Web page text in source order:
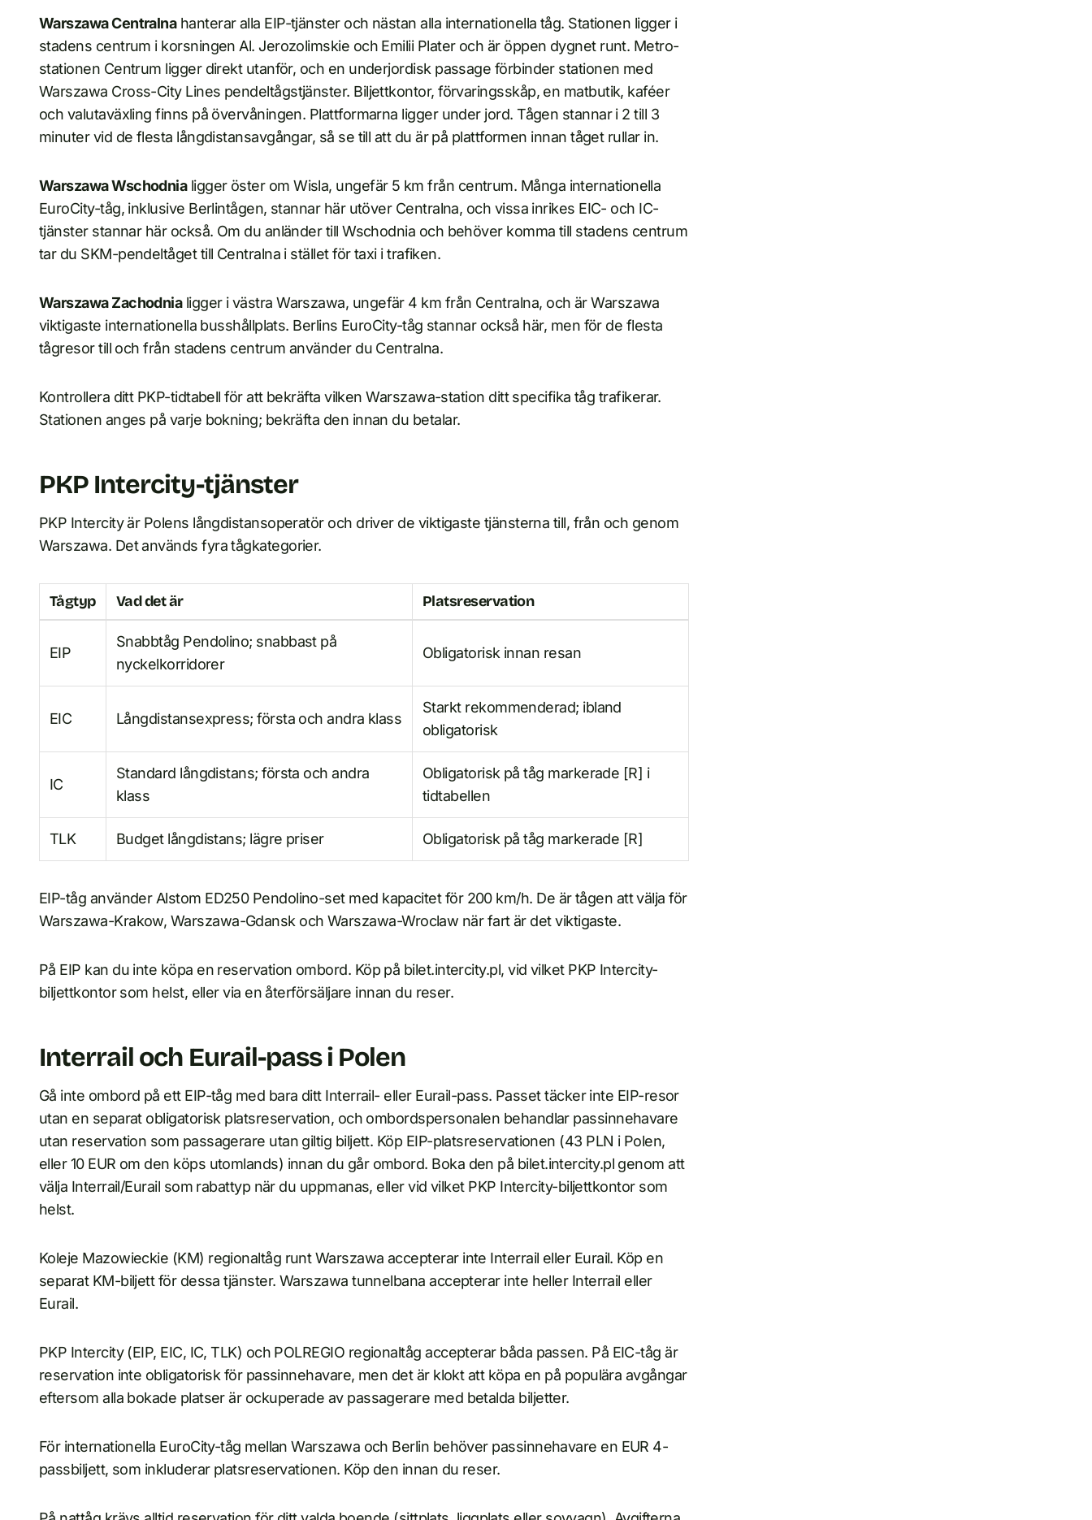
Warszawa Centralnahanterar alla EIP-tjänster och nästan alla internationella tåg. Stationen ligger i
stadens centrum i korsningen Al. Jerozolimskie och Emilii Plater och är öppen dygnet runt. Metro-
stationen Centrum ligger direkt utanför, och en underjordisk passage förbinder stationen med
Warszawa Cross-City Lines pendeltågstjänster. Biljettkontor, förvaringsskåp, en matbutik, kaféer
och valutaväxling finns på övervåningen. Plattformarna ligger under jord. Tågen stannar i 2 till 3
minuter vid de flesta långdistansavgångar, så se till att du är på plattformen innan tåget rullar in.
Warszawa Wschodnialigger öster om Wisla, ungefär 5 km från centrum. Många internationella
EuroCity-tåg, inklusive Berlintågen, stannar här utöver Centralna, och vissa inrikes EIC- och IC-
tjänster stannar här också. Om du anländer till Wschodnia och behöver komma till stadens centrum
tar du SKM-pendeltåget till Centralna i stället för taxi i trafiken.
Warszawa Zachodnialigger i västra Warszawa, ungefär 4 km från Centralna, och är Warszawa
viktigaste internationella busshållplats. Berlins EuroCity-tåg stannar också här, men för de flesta
tågresor till och från stadens centrum använder du Centralna.
Kontrollera ditt PKP-tidtabell för att bekräfta vilken Warszawa-station ditt specifika tåg trafikerar.
Stationen anges på varje bokning; bekräfta den innan du betalar.
PKP Intercity-tjänster
PKP Intercity är Polens långdistansoperatör och driver de viktigaste tjänsterna till, från och genom
Warszawa. Det används fyra tågkategorier.
Tågtyp Vad det är Platsreservation
EIP
Snabbtåg Pendolino; snabbast på
nyckelkorridorer
Obligatorisk innan resan
EIC Långdistansexpress; första och andra klass
Starkt rekommenderad; ibland
obligatorisk
IC
Standard långdistans; första och andra
klass
Obligatorisk på tåg markerade [R] i
tidtabellen
TLK Budget långdistans; lägre priser Obligatorisk på tåg markerade [R]
EIP-tåg använder Alstom ED250 Pendolino-set med kapacitet för 200 km/h. De är tågen att välja för
Warszawa-Krakow, Warszawa-Gdansk och Warszawa-Wroclaw när fart är det viktigaste.
På EIP kan du inte köpa en reservation ombord. Köp på bilet.intercity.pl, vid vilket PKP Intercity-
biljettkontor som helst, eller via en återförsäljare innan du reser.
Interrail och Eurail-pass i Polen
Gå inte ombord på ett EIP-tåg med bara ditt Interrail- eller Eurail-pass. Passet täcker inte EIP-resor
utan en separat obligatorisk platsreservation, och ombordspersonalen behandlar passinnehavare
utan reservation som passagerare utan giltig biljett. Köp EIP-platsreservationen (43 PLN i Polen,
eller 10 EUR om den köps utomlands) innan du går ombord. Boka den på bilet.intercity.pl genom att
välja Interrail/Eurail som rabattyp när du uppmanas, eller vid vilket PKP Intercity-biljettkontor som
helst.
Koleje Mazowieckie (KM) regionaltåg runt Warszawa accepterar inte Interrail eller Eurail. Köp en
separat KM-biljett för dessa tjänster. Warszawa tunnelbana accepterar inte heller Interrail eller
Eurail.
PKP Intercity (EIP, EIC, IC, TLK) och POLREGIO regionaltåg accepterar båda passen. På EIC-tåg är
reservation inte obligatorisk för passinnehavare, men det är klokt att köpa en på populära avgångar
eftersom alla bokade platser är ockuperade av passagerare med betalda biljetter.
För internationella EuroCity-tåg mellan Warszawa och Berlin behöver passinnehavare en EUR 4-
passbiljett, som inkluderar platsreservationen. Köp den innan du reser.